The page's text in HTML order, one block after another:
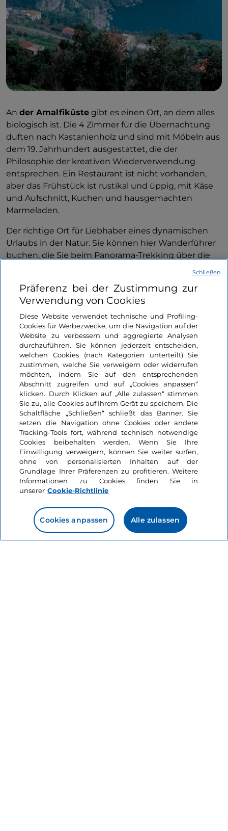
An der Amalfiküste gibt es einen Ort, an dem alles
biologisch ist. Die 4 Zimmer für die Übernachtung
duften nach Kastanienholz und sind mit Möbeln aus
dem 19. Jahrhundert ausgestattet, die der
Philosophie der kreativen Wiederverwendung
entsprechen. Ein Restaurant ist nicht vorhanden,
aber das Frühstück ist rustikal und üppig, mit Käse
und Aufschnitt, Kuchen und hausgemachten
Marmeladen.
Der richtige Ort für Liebhaber eines dynamischen
Urlaubs in der Natur. Sie können hier Wanderführer
buchen, die Sie beim Panorama-Trekking über die
Küstenpfade führen. Und vergessen Sie nicht, einen
Sie sich verabschieden: Safran, Oregano und
Tomaten.
Bildnachweis © Region Kampanien
Mehr anzeigen
UNESCO
Amalfiküste
Kampanien, Amalfi
Das könnte Sie interessieren
Meer
Punta Campanella
und die Sirenen der
Präferenz bei der Zustimmung zur
Verwendung von Cookies
Diese Website verwendet technische und Profiling-
Cookies für Werbezwecke, um die Navigation auf der
Website zu verbessern und aggregierte Analysen
durchzuführen. Sie können jederzeit entscheiden,
welchen Cookies (nach Kategorien unterteilt) Sie
zustimmen, welche Sie verweigern oder widerrufen
möchten, indem Sie auf den entsprechenden
Abschnitt zugreifen und auf „Cookies anpassen“
klicken. Durch Klicken auf „Alle zulassen“ stimmen
Sie zu, alle Cookies auf Ihrem Gerät zu speichern. Die
Schaltfläche „Schließen“ schließt das Banner. Sie
setzen die Navigation ohne Cookies oder andere
Tracking-Tools fort, während technisch notwendige
Cookies beibehalten werden. Wenn Sie Ihre
Einwilligung verweigern, können Sie weiter surfen,
ohne von personalisierten Inhalten auf der
Grundlage Ihrer Präferenzen zu profitieren. Weitere
Informationen zu Cookies finden Sie in
unserer Cookie-Richtlinie
Cookies anpassen Alle zulassen
Schließen